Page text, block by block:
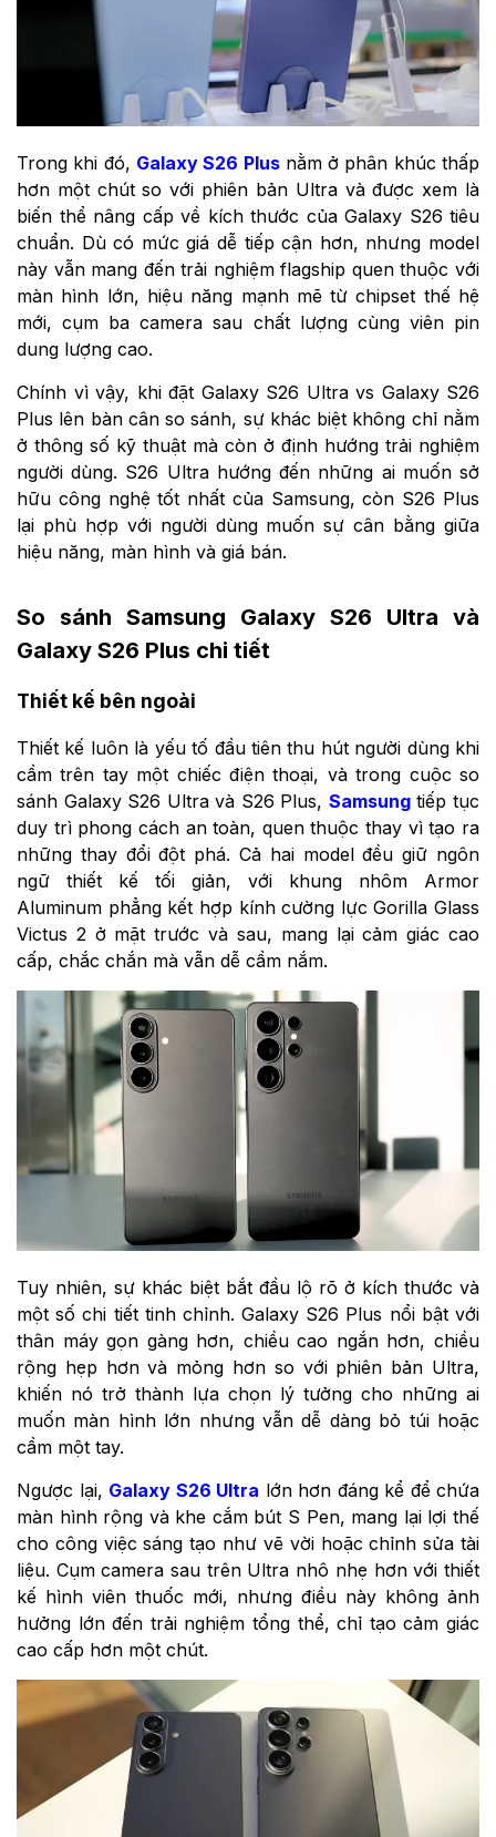
Trong khi đó, Galaxy S26 Plusnằm ở phân khúc thấp
hơn một chút so với phiên bản Ultra và được xem là
biến thể nâng cấp về kích thước của Galaxy S26 tiêu
chuẩn. Dù có mức giá dễ tiếp cận hơn, nhưng model
này vẫn mang đến trải nghiệm flagship quen thuộc với
màn hình lớn, hiệu năng mạnh mẽ từ chipset thế hệ
mới, cụm ba camera sau chất lượng cùng viên pin
dung lượng cao.
Chính vì vậy, khi đặt Galaxy S26 Ultra vs Galaxy S26
Plus lên bàn cân so sánh, sự khác biệt không chỉ nằm
ở thông số kỹ thuật mà còn ở định hướng trải nghiệm
người dùng. S26 Ultra hướng đến những ai muốn sở
hữu công nghệ tốt nhất của Samsung, còn S26 Plus
lại phù hợp với người dùng muốn sự cân bằng giữa
hiệu năng, màn hình và giá bán.
So sánh Samsung Galaxy S26 Ultra và
Galaxy S26 Plus chi tiết
Thiết kế bên ngoài
Thiết kế luôn là yếu tố đầu tiên thu hút người dùng khi
cầm trên tay một chiếc điện thoại, và trong cuộc so
sánh Galaxy S26 Ultra và S26 Plus, Samsungtiếp tục
duy trì phong cách an toàn, quen thuộc thay vì tạo ra
những thay đổi đột phá. Cả hai model đều giữ ngôn
ngữ thiết kế tối giản, với khung nhôm Armor
Aluminum phẳng kết hợp kính cường lực Gorilla Glass
Victus 2 ở mặt trước và sau, mang lại cảm giác cao
cấp, chắc chắn mà vẫn dễ cầm nắm.
Tuy nhiên, sự khác biệt bắt đầu lộ rõ ở kích thước và
một số chi tiết tinh chỉnh. Galaxy S26 Plus nổi bật với
thân máy gọn gàng hơn, chiều cao ngắn hơn, chiều
rộng hẹp hơn và mỏng hơn so với phiên bản Ultra,
khiến nó trở thành lựa chọn lý tưởng cho những ai
muốn màn hình lớn nhưng vẫn dễ dàng bỏ túi hoặc
cầm một tay.
Ngược lại, Galaxy S26 Ultra lớn hơn đáng kể để chứa
màn hình rộng và khe cắm bút S Pen, mang lại lợi thế
cho công việc sáng tạo như vẽ vời hoặc chỉnh sửa tài
liệu. Cụm camera sau trên Ultra nhô nhẹ hơn với thiết
kế hình viên thuốc mới, nhưng điều này không ảnh
hưởng lớn đến trải nghiệm tổng thể, chỉ tạo cảm giác
cao cấp hơn một chút.